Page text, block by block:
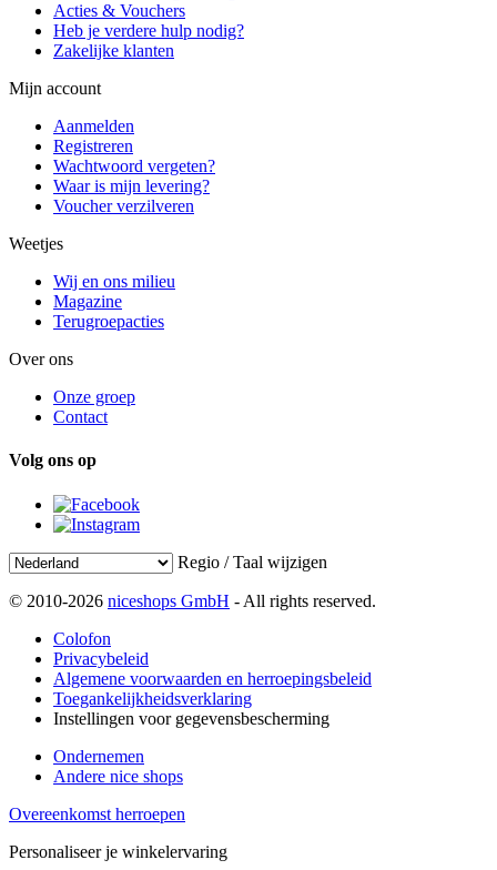
Acties & Vouchers
Heb je verdere hulp nodig?
Zakelijke klanten
Mijn account
Aanmelden
Registreren
Wachtwoord vergeten?
Waar is mijn levering?
Voucher verzilveren
Weetjes
Wij en ons milieu
Magazine
Terugroepacties
Over ons
Onze groep
Contact
Volg ons op
Regio / Taal wijzigen
© 2010-2026 niceshops GmbH - All rights reserved.
Colofon
Privacybeleid
Algemene voorwaarden en herroepingsbeleid
Toegankelijkheidsverklaring
Instellingen voor gegevensbescherming
Ondernemen
Andere nice shops
Overeenkomst herroepen
Personaliseer je winkelervaring